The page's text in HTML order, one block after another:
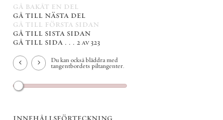
gå bakåt en del
gå till nästa del
gå till första sidan
gå till sista sidan
gå till sida . . . 2 av 323
Du kan också bläddra med
tangentbordets piltangenter.
innehållsförteckning